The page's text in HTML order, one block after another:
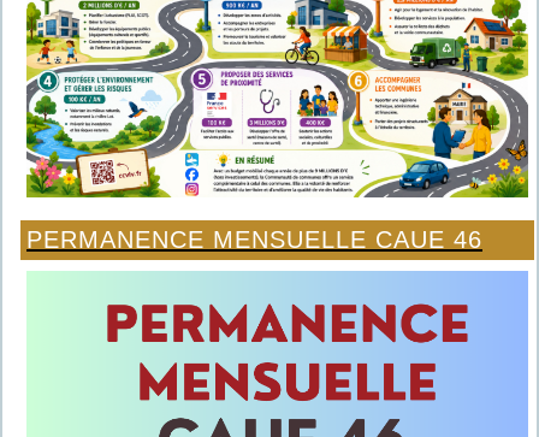
PERMANENCE MENSUELLE CAUE 46